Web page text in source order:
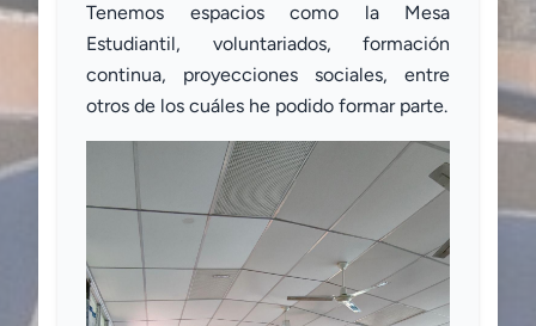
Tenemos espacios como la Mesa
Estudiantil, voluntariados, formación
continua, proyecciones sociales, entre
otros de los cuáles he podido formar parte.